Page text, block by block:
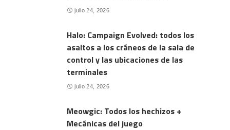
julio 24, 2026
Halo: Campaign Evolved: todos los
asaltos a los cráneos de la sala de
control y las ubicaciones de las
terminales
julio 24, 2026
Meowgic: Todos los hechizos +
Mecánicas del juego